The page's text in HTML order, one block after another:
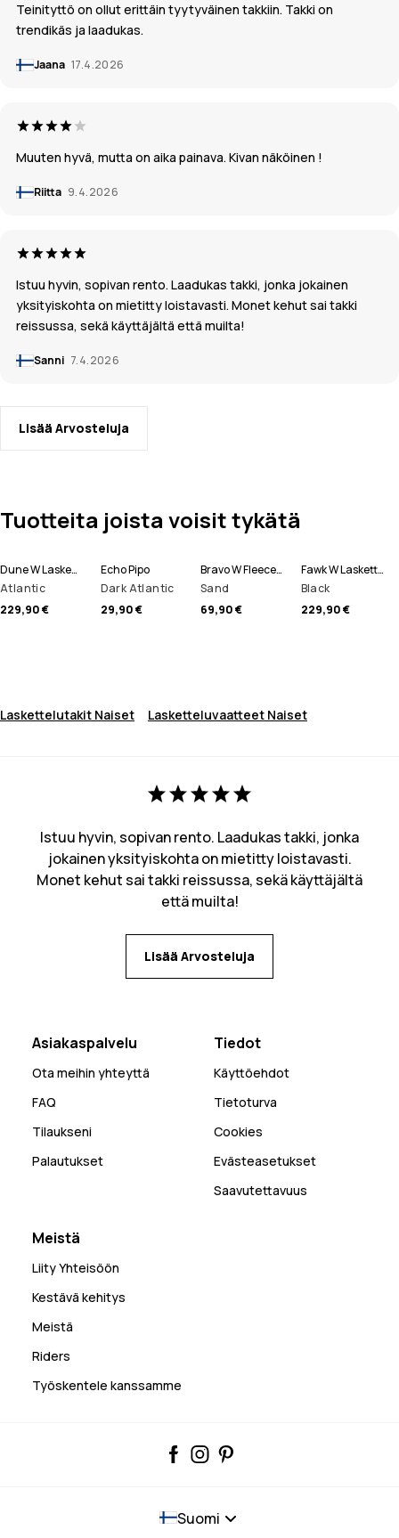
Teinityttö on ollut erittäin tyytyväinen takkiin. Takki on
trendikäs ja laadukas.
Jaana 17.4.2026
Muuten hyvä, mutta on aika painava. Kivan näköinen !
Riitta 9.4.2026
Istuu hyvin, sopivan rento. Laadukas takki, jonka jokainen
yksityiskohta on mietitty loistavasti. Monet kehut sai takki
reissussa, sekä käyttäjältä että muilta!
Sanni 7.4.2026
Lisää Arvosteluja
Tuotteita joista voisit tykätä
Dune W Laskettelutakki Naiset
Atlantic
229,90 €
Echo Pipo
Dark Atlantic
29,90 €
Bravo W Fleecepaita Naiset
Sand
69,90 €
Fawk W Lasketteluhousut Naiset
Black
229,90 €
Laskettelutakit Naiset Lasketteluvaatteet Naiset
Istuu hyvin, sopivan rento. Laadukas takki, jonka
jokainen yksityiskohta on mietitty loistavasti.
Monet kehut sai takki reissussa, sekä käyttäjältä
että muilta!
Lisää Arvosteluja
Asiakaspalvelu
Ota meihin yhteyttä
FAQ
Tilaukseni
Palautukset
Tiedot
Käyttöehdot
Tietoturva
Cookies
Evästeasetukset
Saavutettavuus
Meistä
Liity Yhteisöön
Kestävä kehitys
Meistä
Riders
Työskentele kanssamme
Suomi